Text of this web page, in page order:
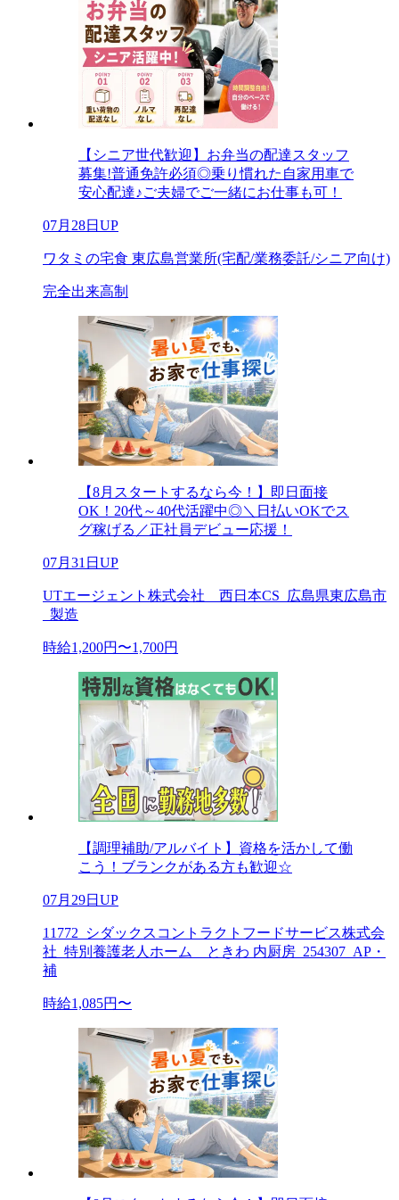
【シニア世代歓迎】お弁当の配達スタッフ
募集!普通免許必須◎乗り慣れた自家用車で
安心配達♪ご夫婦でご一緒にお仕事も可！
07月28日UP
ワタミの宅食 東広島営業所(宅配/業務委託/シニア向け)
完全出来高制
【8月スタートするなら今！】即日面接
OK！20代～40代活躍中◎＼日払いOKでス
グ稼げる／正社員デビュー応援！
07月31日UP
UTエージェント株式会社 西日本CS_広島県東広島市
_製造
時給1,200円〜1,700円
【調理補助/アルバイト】資格を活かして働
こう！ブランクがある方も歓迎☆
07月29日UP
11772_シダックスコントラクトフードサービス株式会
社_特別養護老人ホーム ときわ 内厨房_254307_AP・
補
時給1,085円〜